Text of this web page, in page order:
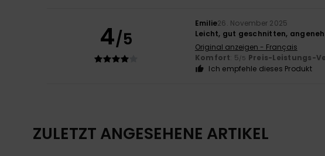
4/5
Emilie26. November 2025
Leicht, gut geschnitten,
Original anzeigen - Français
Komfort: 5/5 Preis-Leistungs-
Ich empfehle dieses Produkt
ZULETZT ANGESEHENE ARTIKEL